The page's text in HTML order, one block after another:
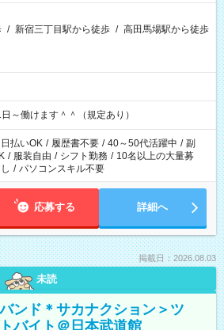
/ 新宿三丁目駅から徒歩 / 高田馬場駅から徒歩
～働けます＾＾（規定あり）
日払いOK / 履歴書不要 / 40～50代活躍中 / 副
/ 服装自由 / シフト勤務 / 10名以上の大量募
/ パソコンスキル不要
応募する 詳細へ
掲載日：2026.08.03
未読
ンド＊サカナクション＞ツ
バイト＠日本武道館